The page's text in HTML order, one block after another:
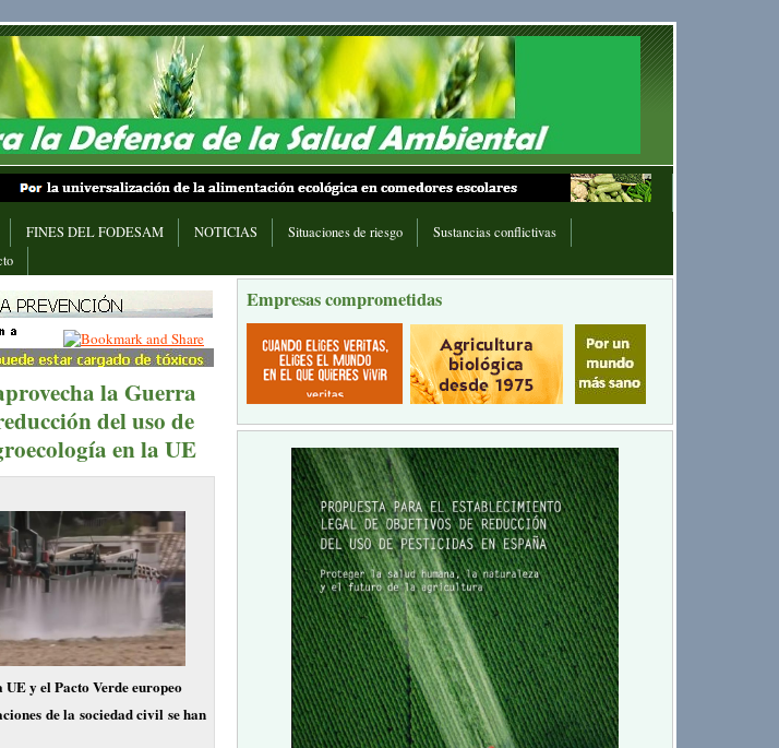
FINES DEL FODESAM NOTICIAS Situaciones de riesgo
Sustancias conflictivas
la Guerra
del uso de
en la UE
y el Pacto Verde europeo
de la sociedad civil se han
Empresas comprometidas